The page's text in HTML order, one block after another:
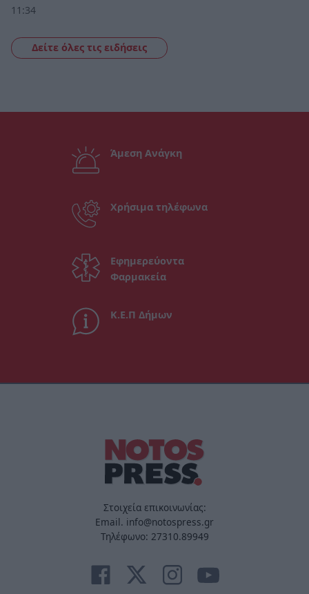
11:34
Δείτε όλες τις ειδήσεις
Άμεση Ανάγκη
Χρήσιμα τηλέφωνα
Εφημερεύοντα
Φαρμακεία
Κ.Ε.Π Δήμων
Στοιχεία επικοινωνίας:
Email. info@notospress.gr
Τηλέφωνο: 27310.89949